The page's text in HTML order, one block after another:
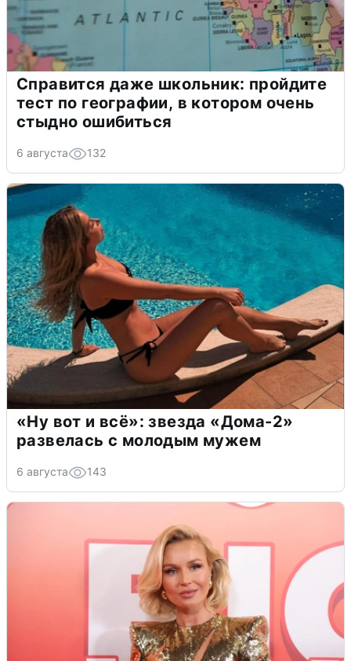
Справится даже школьник: пройдите
тест по географии, в котором очень
стыдно ошибиться
6 августа 132
«Ну вот и всё»: звезда «Дома-2»
развелась с молодым мужем
6 августа 143